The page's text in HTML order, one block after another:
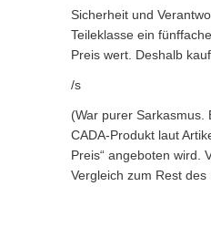
Sicherheit und
Teileklasse ein
Preis wert. Deshalb
/s
(War purer Sarkasmus.
CADA-Produkt laut
Preis“ angeboten wird.
Vergleich zum Rest